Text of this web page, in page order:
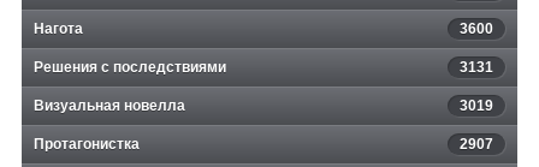
Нагота 3600
Решения с последствиями 3131
Визуальная новелла 3019
Протагонистка 2907